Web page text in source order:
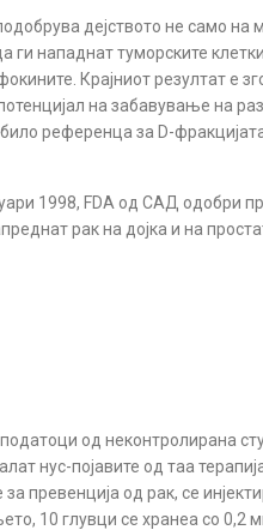
дејството не само на
ги нападнат туморските
Крајниот резултат е
на забавување на
референца за D-
1998, FDA од САД одобри
рак на дојка и на
од неконтролирана
нус-појавите од таа
превенција од рaк, се
10 глувци се хранеа со 0,2